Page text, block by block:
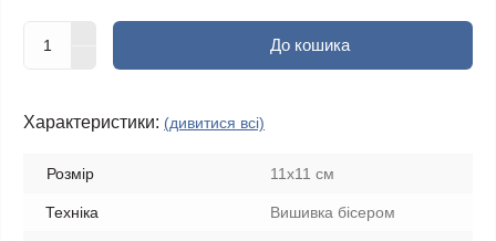
До кошика
Характеристики: (дивитися всі)
Розмір 11х11 см
Техніка Вишивка бісером